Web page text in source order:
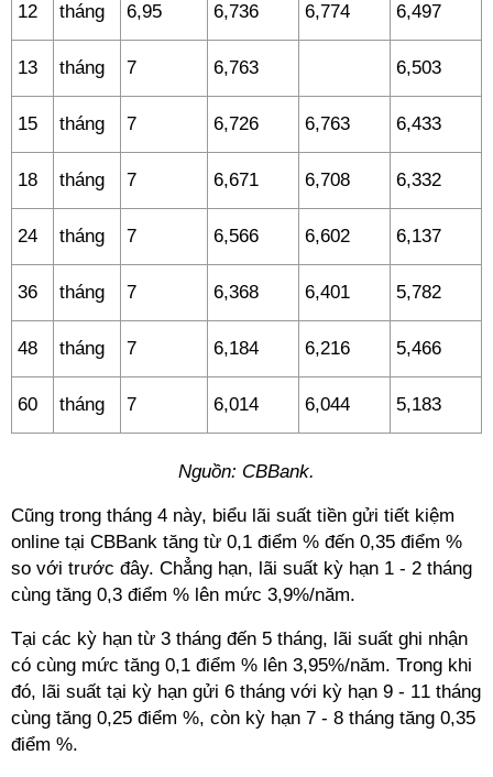
12 tháng 6,95 6,736 6,774 6,497
13 tháng 7 6,763 6,503
15 tháng 7 6,726 6,763 6,433
18 tháng 7 6,671 6,708 6,332
24 tháng 7 6,566 6,602 6,137
36 tháng 7 6,368 6,401 5,782
48 tháng 7 6,184 6,216 5,466
60 tháng 7 6,014 6,044 5,183
Nguồn: CBBank.
Cũng trong tháng 4 này, biểu lãi suất tiền gửi tiết kiệm
online tại CBBank tăng từ 0,1 điểm % đến 0,35 điểm %
so với trước đây. Chẳng hạn, lãi suất kỳ hạn 1 - 2 tháng
cùng tăng 0,3 điểm % lên mức 3,9%/năm.
Tại các kỳ hạn từ 3 tháng đến 5 tháng, lãi suất ghi nhận
có cùng mức tăng 0,1 điểm % lên 3,95%/năm. Trong khi
đó, lãi suất tại kỳ hạn gửi 6 tháng với kỳ hạn 9 - 11 tháng
cùng tăng 0,25 điểm %, còn kỳ hạn 7 - 8 tháng tăng 0,35
điểm %.